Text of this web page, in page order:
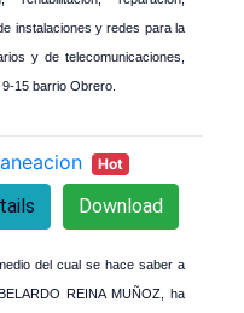
instalaciones y redes para la
y de telecomunicaciones,
15 barrio Obrero.
Hot
Download
del cual se hace saber a
REINA MUÑOZ, ha